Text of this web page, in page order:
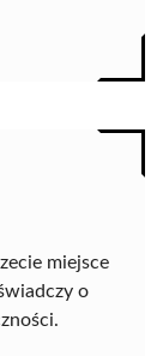
miejsce
o